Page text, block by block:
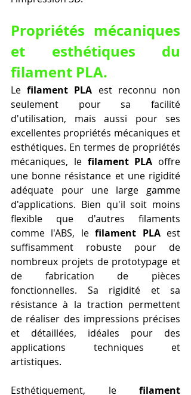
Propriétés mécaniques
et esthétiques du
filament PLA.
Le filament PLA est reconnu non
seulement pour sa facilité
d'utilisation, mais aussi pour ses
excellentes propriétés mécaniques et
esthétiques. En termes de propriétés
mécaniques, le filament PLA offre
une bonne résistance et une rigidité
adéquate pour une large gamme
d'applications. Bien qu'il soit moins
flexible que d'autres filaments
comme l'ABS, le filament PLA est
suffisamment robuste pour de
nombreux projets de prototypage et
de fabrication de pièces
fonctionnelles. Sa rigidité et sa
résistance à la traction permettent
de réaliser des impressions précises
et détaillées, idéales pour des
applications techniques et
artistiques.
Esthétiquement, le filament